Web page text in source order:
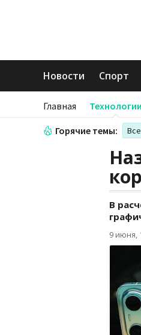
Новости Спорт
Главная Технологии
Горячие темы:
В
9 июня,